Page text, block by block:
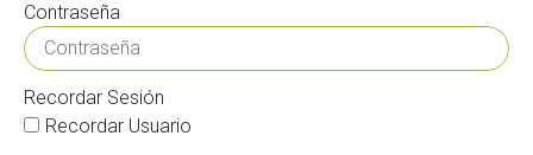
Contraseña
Recordar Sesión
Recordar Usuario